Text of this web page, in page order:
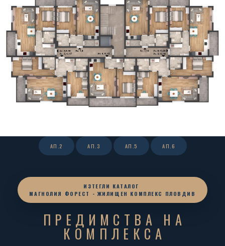
АП.2 АП.3 АП.5 АП.6
ИЗТЕГЛИ КАТАЛОГ
МАГНОЛИЯ ФОРЕСТ - ЖИЛИЩЕН КОМПЛЕКС ПЛОВДИВ
ПРЕДИМСТВА НА
КОМПЛЕКСА